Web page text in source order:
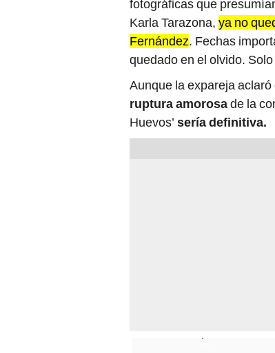
Karla Tarazona, ya no
Fernández. Fechas
quedado en el olvido.
Aunque la expareja
ruptura amorosade la
Huevos’sería definitiva.